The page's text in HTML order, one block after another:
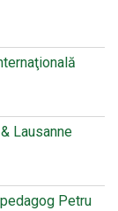
Lausanne
Petru